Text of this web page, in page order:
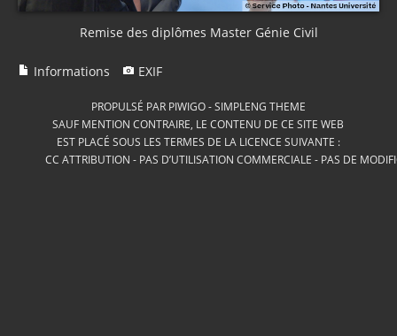
Remise des diplômes Master Génie Civil
Informations EXIF
PROPULSÉ PAR PIWIGO-SIMPLENG THEME
SAUF MENTION CONTRAIRE, LE CONTENU DE CE SITE WEB
EST PLACÉ SOUS LES TERMES DE LA LICENCE SUIVANTE :
CC ATTRIBUTION - PAS D’UTILISATION COMMERCIALE - PAS DE